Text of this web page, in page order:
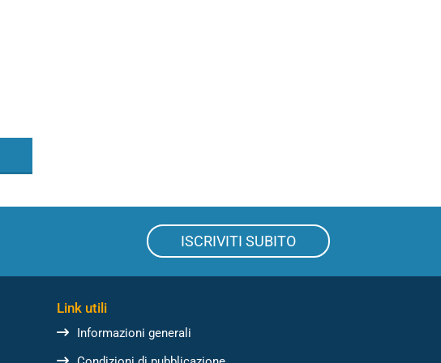
ISCRIVITI SUBITO
Link utili
Informazioni generali